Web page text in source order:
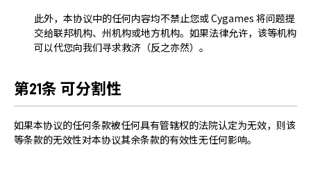
此外，本协议中的任何内容均不禁止您或 Cygames 将问题提
交给联邦机构、州机构或地方机构。如果法律允许，该等机构
可以代您向我们寻求救济（反之亦然）。
第21条 可分割性
如果本协议的任何条款被任何具有管辖权的法院认定为无效，则该
等条款的无效性对本协议其余条款的有效性无任何影响。